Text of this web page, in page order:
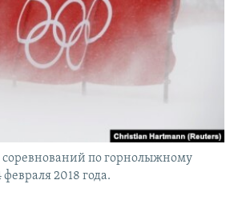
соревнований по горнолыжному
2018 года.